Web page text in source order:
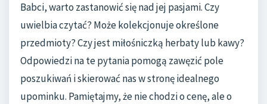
Babci, warto zastanowić się nad jej pasjami. Czy
uwielbia czytać? Może kolekcjonuje określone
przedmioty? Czy jest miłośniczką herbaty lub kawy?
Odpowiedzi na te pytania pomogą zawęzić pole
poszukiwań i skierować nas w stronę idealnego
upominku. Pamiętajmy, że nie chodzi o cenę, ale o